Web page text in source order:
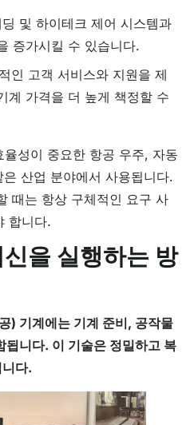
및 하이테크 제어 시스템과
증가시킬 수 있습니다.
인 고객 서비스와 지원을 제
계 가격을 더 높게 책정할 수
성이 중요한 항공 우주, 자동
산업 분야에서 사용됩니다.
때는 항상 구체적인 요구 사
합니다.
을 실행하는 방
) 기계에는 기계 준비, 공작물
됩니다. 이 기술은 정밀하고 복
다.